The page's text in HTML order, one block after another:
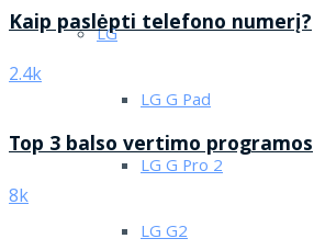
LG
LG G Pad
LG G Pro 2
LG G2
Kaip paslėpti telefono numerį?
2.4k
Top 3 balso vertimo programos
8k